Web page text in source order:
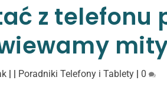
z telefonu
| | Poradniki Telefony i Tablety | 0